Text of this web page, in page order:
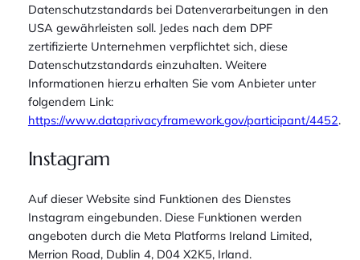
Datenschutzstandards bei Datenverarbeitungen in den
USA gewährleisten soll. Jedes nach dem DPF
zertifizierte Unternehmen verpflichtet sich, diese
Datenschutzstandards einzuhalten. Weitere
Informationen hierzu erhalten Sie vom Anbieter unter
folgendem Link:
https://www.dataprivacyframework.gov/participant/4452.
Instagram
Auf dieser Website sind Funktionen des Dienstes
Instagram eingebunden. Diese Funktionen werden
angeboten durch die Meta Platforms Ireland Limited,
Merrion Road, Dublin 4, D04 X2K5, Irland.